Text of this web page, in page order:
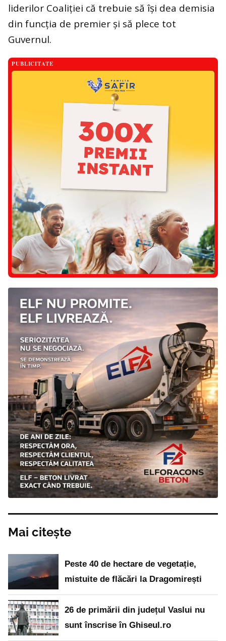
liderilor Coaliției că trebuie să își dea demisia
din funcția de premier și să plece tot
Guvernul.
PUBLICITATE
Mai citește
Peste 40 de hectare de vegetație,
mistuite de flăcări la Dragomirești
26 de primării din județul Vaslui nu
sunt înscrise în Ghiseul.ro